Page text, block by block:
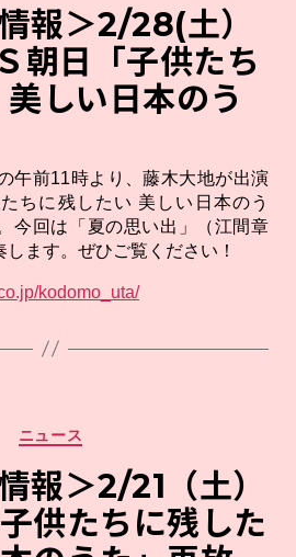
報＞2/28(土）
朝日「子供たち
しい日本のう
午前11時より、藤木大地が出演
ちに残したい 美しい日本のう
今回は「夏の思い出」（江間章
ます。ぜひご覧ください！
kodomo_uta/
ニュース
報＞2/21（土）
供たちに残した